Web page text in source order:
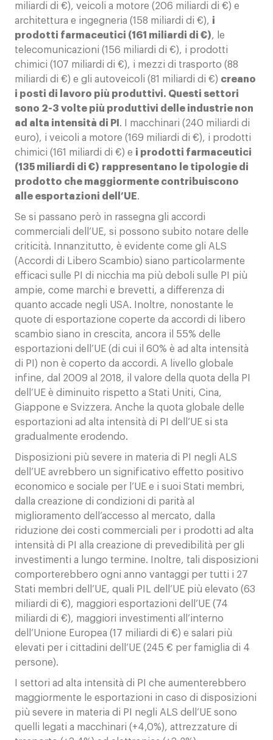
miliardi di €), veicoli a motore (206 miliardi di €) e
architettura e ingegneria (158 miliardi di €), i
prodotti farmaceutici (161 miliardi di €), le
telecomunicazioni (156 miliardi di €), i prodotti
chimici (107 miliardi di €), i mezzi di trasporto (88
miliardi di €) e gli autoveicoli (81 miliardi di €) creano
i posti di lavoro più produttivi. Questi settori
sono 2-3 volte più produttivi delle industrie non
ad alta intensità di PI . I macchinari (240 miliardi di
euro), i veicoli a motore (169 miliardi di €), i prodotti
chimici (161 miliardi di €) e i prodotti farmaceutici
(135 miliardi di €) rappresentano le tipologie di
prodotto che maggiormente contribuiscono
alle esportazioni dell’UE.
Se si passano però in rassegna gli accordi
commerciali dell’UE, si possono subito notare delle
criticità. Innanzitutto, è evidente come gli ALS
(Accordi di Libero Scambio) siano particolarmente
efficaci sulle PI di nicchia ma più deboli sulle PI più
ampie, come marchi e brevetti, a differenza di
quanto accade negli USA. Inoltre, nonostante le
quote di esportazione coperte da accordi di libero
scambio siano in crescita, ancora il 55% delle
esportazioni dell’UE (di cui il 60% è ad alta intensità
di PI) non è coperto da accordi. A livello globale
infine, dal 2009 al 2018, il valore della quota della PI
dell’UE è diminuito rispetto a Stati Uniti, Cina,
Giappone e Svizzera. Anche la quota globale delle
esportazioni ad alta intensità di PI dell’UE si sta
gradualmente erodendo.
Disposizioni più severe in materia di PI negli ALS
dell’UE avrebbero un significativo effetto positivo
economico e sociale per l’UE e i suoi Stati membri,
dalla creazione di condizioni di parità al
miglioramento dell’accesso al mercato, dalla
riduzione dei costi commerciali per i prodotti ad alta
intensità di PI alla creazione di prevedibilità per gli
investimenti a lungo termine. Inoltre, tali disposizioni
comporterebbero ogni anno vantaggi per tutti i 27
Stati membri dell’UE, quali PIL dell’UE più elevato (63
miliardi di €), maggiori esportazioni dell’UE (74
miliardi di €), maggiori investimenti all’interno
dell’Unione Europea (17 miliardi di €) e salari più
elevati per i cittadini dell’UE (245 € per famiglia di 4
persone).
I settori ad alta intensità di PI che aumenterebbero
maggiormente le esportazioni in caso di disposizioni
più severe in materia di PI negli ALS dell’UE sono
quelli legati a macchinari (+4,0%), attrezzature di